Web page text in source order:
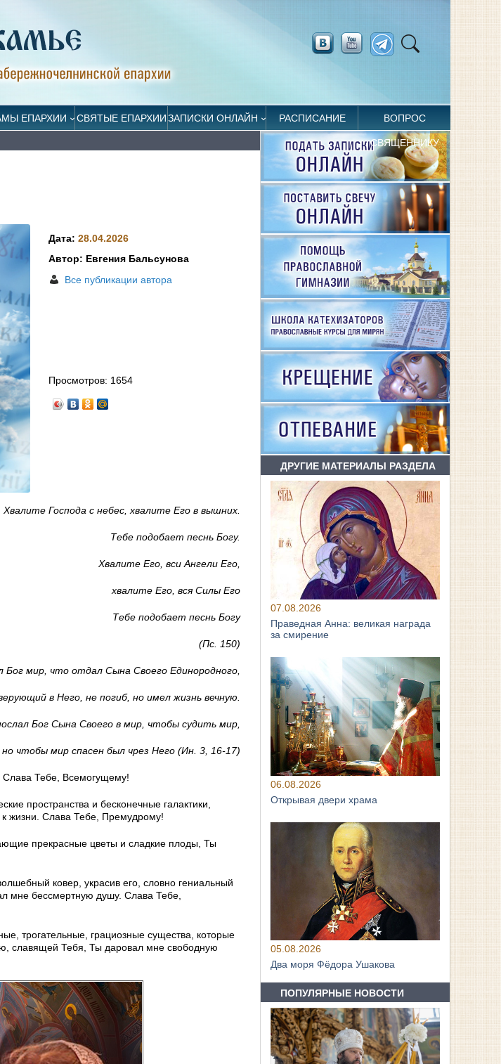
ЕПАРХИИ СВЯТЫЕ ЕПАРХИИЗАПИСКИ ОНЛАЙН РАСПИСАНИЕ ВОПРОС
СВЯЩЕННИКУ
Дата:28.04.2026
Автор: Евгения Бальсунова
Все публикации автора
Просмотров: 1654
Хвалите Господа с небес, хвалите Его в вышних.
Тебе подобает песнь Богу.
Хвалите Его, вси Ангели Его,
хвалите Его, вся Силы Его
Тебе подобает песнь Богу
(Пс. 150)
Бог мир, что отдал Сына Своего Единородного,
в Него, не погиб, но имел жизнь вечную.
Бог Сына Своего в мир, чтобы судить мир,
но чтобы мир спасен был чрез Него (Ин. 3, 16-17)
Слава Тебе, Всемогущему!
пространства и бесконечные галактики,
жизни. Слава Тебе, Премудрому!
прекрасные цветы и сладкие плоды, Ты
ковер, украсив его, словно гениальный
мне бессмертную душу. Слава Тебе,
трогательные, грациозные существа, которые
славящей Тебя, Ты даровал мне свободную
ДРУГИЕ МАТЕРИАЛЫ РАЗДЕЛА
07.08.2026
Праведная Анна: великая награда
за смирение
06.08.2026
Открывая двери храма
05.08.2026
Два моря Фёдора Ушакова
ПОПУЛЯРНЫЕ НОВОСТИ